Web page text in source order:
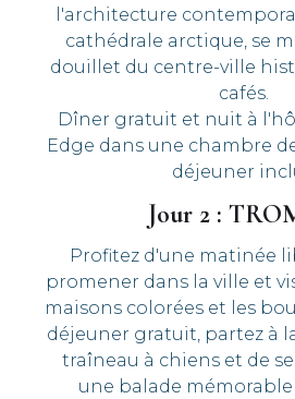
l'architecture
cathédrale arctique, se
douillet du centre-ville
cafés.
Dîner gratuit et nuit à
Edge dans une chambre
déjeuner
Jour 2 :
Profitez d'une matinée
promener dans la ville et
maisons colorées et les
déjeuner gratuit, partez à
traîneau à chiens et de
une balade mémorable